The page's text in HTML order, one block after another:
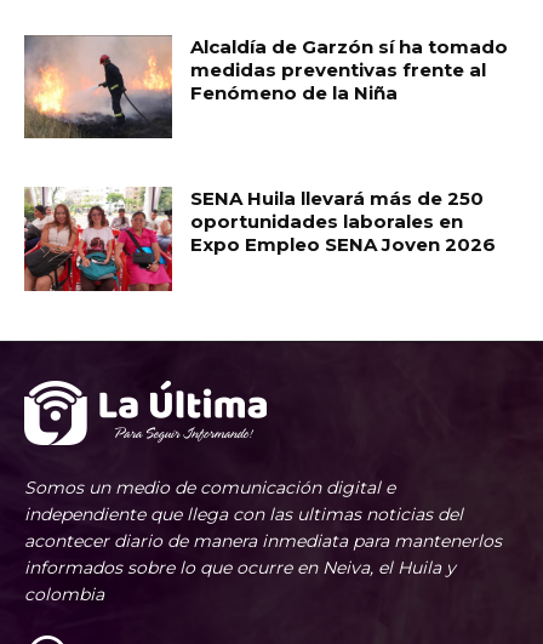
Alcaldía de Garzón sí ha tomado
medidas preventivas frente al
Fenómeno de la Niña
SENA Huila llevará más de 250
oportunidades laborales en
Expo Empleo SENA Joven 2026
Somos un medio de comunicación digital e
independiente que llega con las ultimas noticias del
acontecer diario de manera inmediata para mantenerlos
informados sobre lo que ocurre en Neiva, el Huila y
colombia